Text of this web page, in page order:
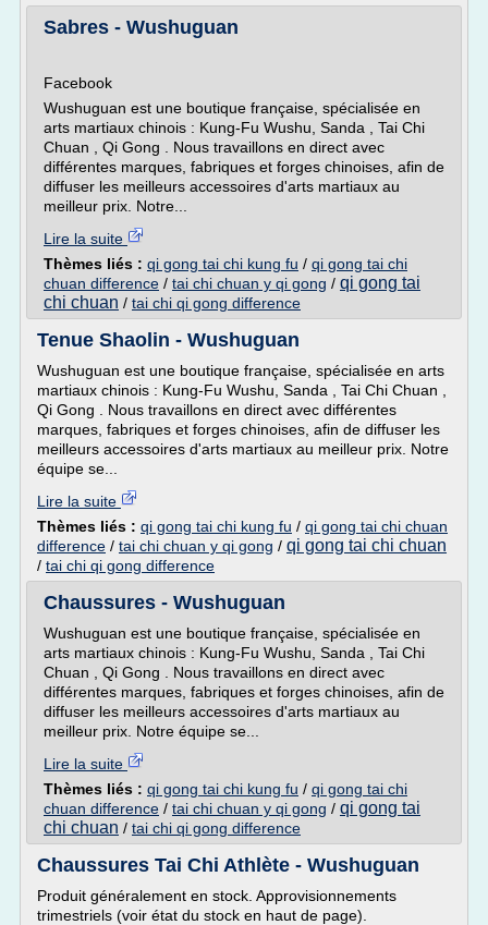
Sabres - Wushuguan
Facebook
Wushuguan est une boutique française, spécialisée en
arts martiaux chinois : Kung-Fu Wushu, Sanda , Tai Chi
Chuan , Qi Gong . Nous travaillons en direct avec
différentes marques, fabriques et forges chinoises, afin de
diffuser les meilleurs accessoires d'arts martiaux au
meilleur prix. Notre...
Lire la suite
Thèmes liés : qi gong tai chi kung fu / qi gong tai chi
chuan difference / tai chi chuan y qi gong / qi gong tai
chi chuan / tai chi qi gong difference
Tenue Shaolin - Wushuguan
Wushuguan est une boutique française, spécialisée en arts
martiaux chinois : Kung-Fu Wushu, Sanda , Tai Chi Chuan ,
Qi Gong . Nous travaillons en direct avec différentes
marques, fabriques et forges chinoises, afin de diffuser les
meilleurs accessoires d'arts martiaux au meilleur prix. Notre
équipe se...
Lire la suite
Thèmes liés : qi gong tai chi kung fu / qi gong tai chi chuan
difference / tai chi chuan y qi gong / qi gong tai chi chuan
/ tai chi qi gong difference
Chaussures - Wushuguan
Wushuguan est une boutique française, spécialisée en
arts martiaux chinois : Kung-Fu Wushu, Sanda , Tai Chi
Chuan , Qi Gong . Nous travaillons en direct avec
différentes marques, fabriques et forges chinoises, afin de
diffuser les meilleurs accessoires d'arts martiaux au
meilleur prix. Notre équipe se...
Lire la suite
Thèmes liés : qi gong tai chi kung fu / qi gong tai chi
chuan difference / tai chi chuan y qi gong / qi gong tai
chi chuan / tai chi qi gong difference
Chaussures Tai Chi Athlète - Wushuguan
Produit généralement en stock. Approvisionnements
trimestriels (voir état du stock en haut de page).